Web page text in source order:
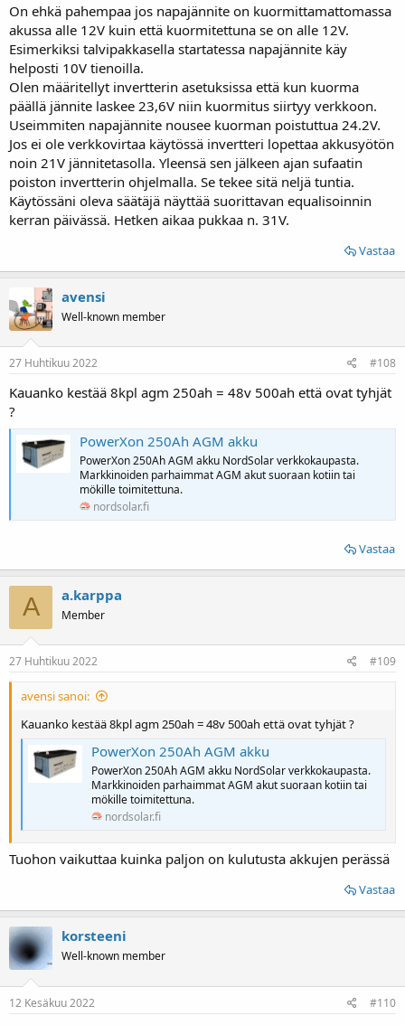
On ehkä pahempaa jos napajännite on kuormittamattomassa
akussa alle 12V kuin että kuormitettuna se on alle 12V.
Esimerkiksi talvipakkasella startatessa napajännite käy
helposti 10V tienoilla.
Olen määritellyt invertterin asetuksissa että kun kuorma
päällä jännite laskee 23,6V niin kuormitus siirtyy verkkoon.
Useimmiten napajännite nousee kuorman poistuttua 24.2V.
Jos ei ole verkkovirtaa käytössä invertteri lopettaa akkusyötön
noin 21V jännitetasolla. Yleensä sen jälkeen ajan sufaatin
poiston invertterin ohjelmalla. Se tekee sitä neljä tuntia.
Käytössäni oleva säätäjä näyttää suorittavan equalisoinnin
kerran päivässä. Hetken aikaa pukkaa n. 31V.
Vastaa
avensi
Well-known member
27 Huhtikuu 2022 #108
Kauanko kestää 8kpl agm 250ah = 48v 500ah että ovat tyhjät
?
PowerXon 250Ah AGM akku
PowerXon 250Ah AGM akku NordSolar verkkokaupasta.
Markkinoiden parhaimmat AGM akut suoraan kotiin tai
mökille toimitettuna.
nordsolar.fi
Vastaa
A a.karppa
Member
27 Huhtikuu 2022 #109
avensi sanoi:
Kauanko kestää 8kpl agm 250ah = 48v 500ah että ovat tyhjät ?
PowerXon 250Ah AGM akku
PowerXon 250Ah AGM akku NordSolar verkkokaupasta.
Markkinoiden parhaimmat AGM akut suoraan kotiin tai
mökille toimitettuna.
nordsolar.fi
Tuohon vaikuttaa kuinka paljon on kulutusta akkujen perässä
Vastaa
korsteeni
Well-known member
12 Kesäkuu 2022 #110